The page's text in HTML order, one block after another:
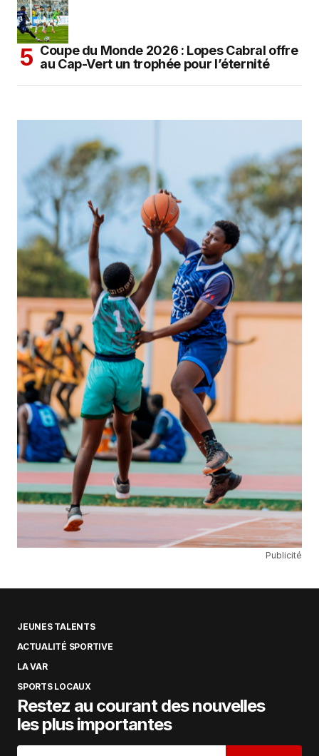
Coupe du Monde 2026 : Lopes Cabral offre
au Cap-Vert un trophée pour l’éternité
Publicité
JEUNES TALENTS
ACTUALITÉ SPORTIVE
LA VAR
SPORTS LOCAUX
Restez au courant des nouvelles
les plus importantes